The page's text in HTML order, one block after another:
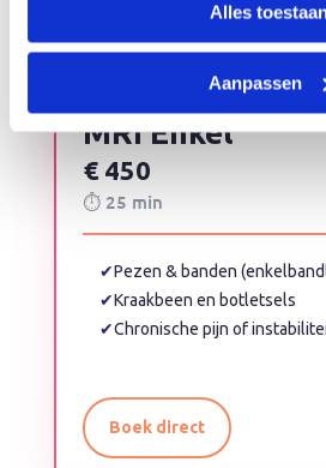
Alles
Aanpassen
Lees
MRI Enkel
€ 450
⏱ 25 min
✔Pezen & banden
✔Kraakbeen en botletsels
✔Chronische pijn of
Boek direct